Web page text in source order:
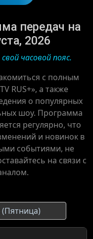
передач на
2026
часовой пояс.
с полным
RUS+», а также
о популярных
шоу. Программа
регулярно, что
и новинок в
событиями, не
на связи с